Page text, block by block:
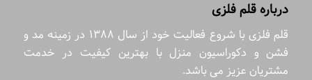
درباره قلم فلزی
قلم فلزی با شروع فعالیت خود از سال 1388 در زمینه مد و
فشن و دکوراسیون منزل با بهترین کیفیت در خدمت
مشتریان عزیز می باشد.